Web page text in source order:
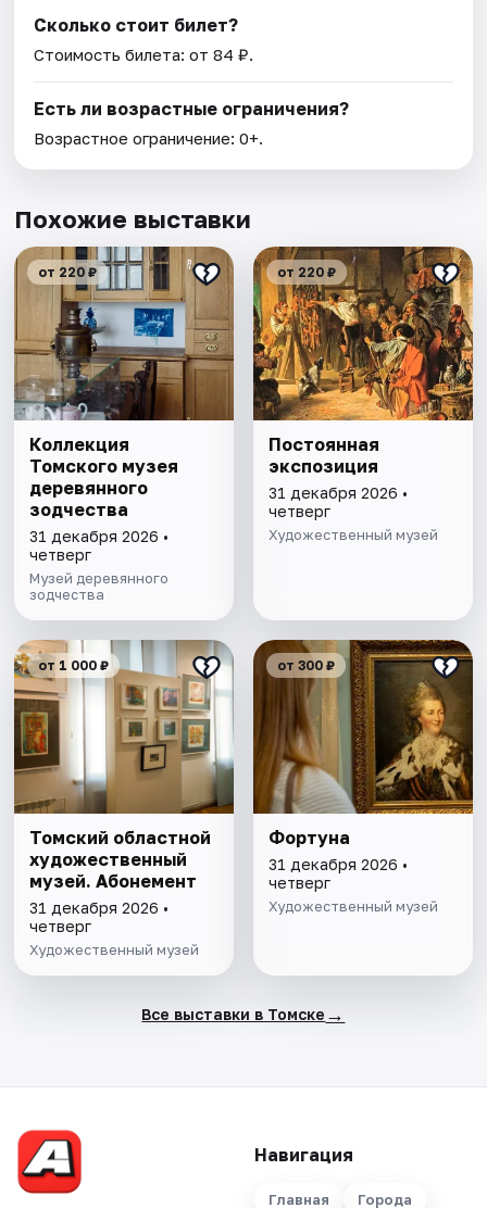
Сколько стоит билет?
Стоимость билета: от 84 ₽.
Есть ли возрастные ограничения?
Возрастное ограничение: 0+.
Похожие выставки
от 220 ₽
Коллекция
Томского музея
деревянного
зодчества
31 декабря 2026 •
четверг
Музей деревянного
зодчества
от 220 ₽
Постоянная
экспозиция
31 декабря 2026 •
четверг
Художественный музей
от 1 000 ₽
Томский областной
художественный
музей. Абонемент
31 декабря 2026 •
четверг
Художественный музей
от 300 ₽
Фортуна
31 декабря 2026 •
четверг
Художественный музей
Все выставки в Томске →
Навигация
Главная Города